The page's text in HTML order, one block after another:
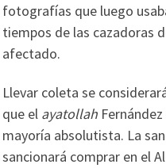
fotografías que luego
tiempos de las cazadoras
afectado.
Llevar coleta se
que el ayatollah
mayoría absolutista. La
sancionará comprar en el